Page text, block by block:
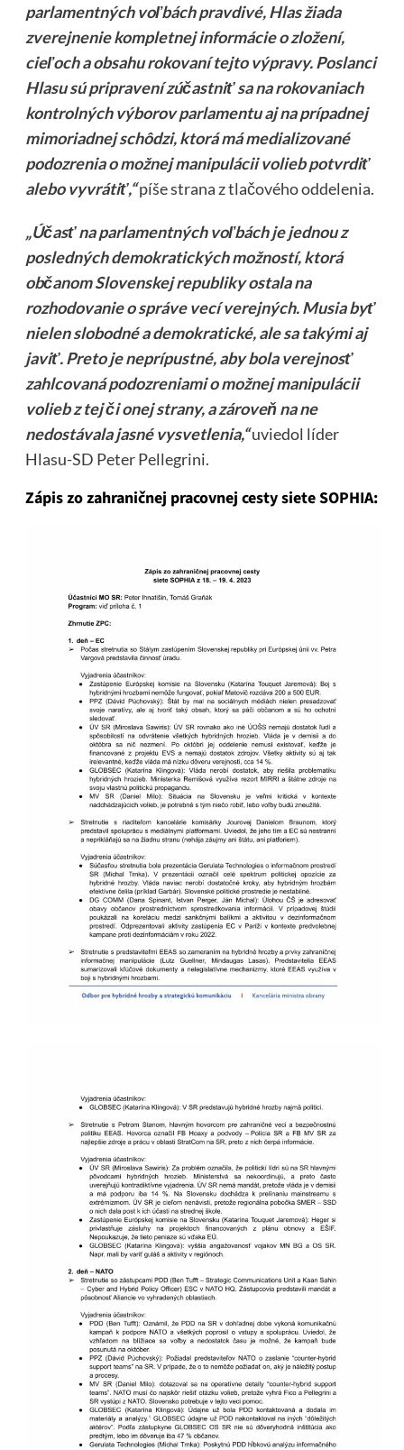
parlamentných voľbách pravdivé, Hlas žiada
zverejnenie kompletnej informácie o zložení,
cieľoch a obsahu rokovaní tejto výpravy. Poslanci
Hlasu sú pripravení zúčastniť sa na rokovaniach
kontrolných výborov parlamentu aj na prípadnej
mimoriadnej schôdzi, ktorá má medializované
podozrenia o možnej manipulácii volieb potvrdiť
alebo vyvrátiť,“píše strana z tlačového oddelenia.
„Účasť na parlamentných voľbách je jednou z
posledných demokratických možností, ktorá
občanom Slovenskej republiky ostala na
rozhodovanie o správe vecí verejných. Musia byť
nielen slobodné a demokratické, ale sa takými aj
javiť. Preto je neprípustné, aby bola verejnosť
zahlcovaná podozreniami o možnej manipulácii
volieb z tej či onej strany, a zároveň na ne
nedostávala jasné vysvetlenia,“uviedol líder
Hlasu-SD Peter Pellegrini.
Zápis zo zahraničnej pracovnej cesty siete SOPHIA: